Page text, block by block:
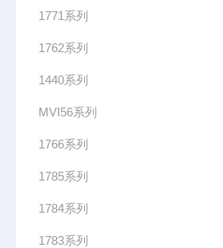
1771系列
1762系列
1440系列
MVI56系列
1766系列
1785系列
1784系列
1783系列